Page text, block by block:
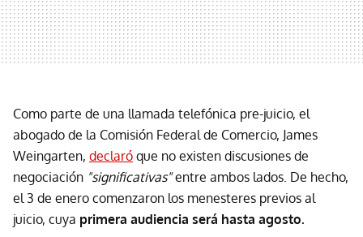
Como parte de una llamada telefónica pre-juicio, el
abogado de la Comisión Federal de Comercio, James
Weingarten, declaró que no existen discusiones de
negociación "significativas"entre ambos lados. De hecho,
el 3 de enero comenzaron los menesteres previos al
juicio, cuya primera audiencia será hasta agosto.